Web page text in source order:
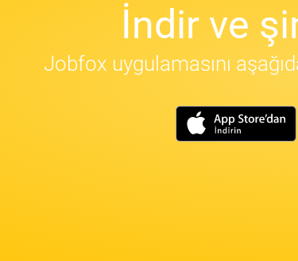
İndir ve
Jobfox uygulamasını